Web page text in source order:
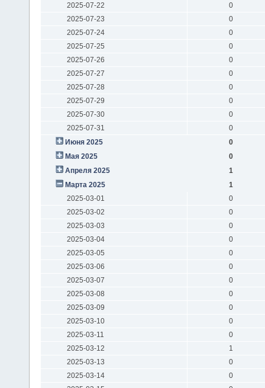
2025-07-22
0
2025-07-23
0
2025-07-24
0
2025-07-25
0
2025-07-26
0
2025-07-27
0
2025-07-28
0
2025-07-29
0
2025-07-30
0
2025-07-31
0
Июня 2025
0
Мая 2025
0
Апреля 2025
1
Марта 2025
1
2025-03-01
0
2025-03-02
0
2025-03-03
0
2025-03-04
0
2025-03-05
0
2025-03-06
0
2025-03-07
0
2025-03-08
0
2025-03-09
0
2025-03-10
0
2025-03-11
0
2025-03-12
1
2025-03-13
0
2025-03-14
0